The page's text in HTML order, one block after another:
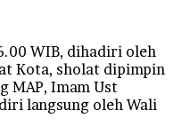
WIB, dihadiri oleh
Kota, sholat dipimpin
MAP, Imam Ust
langsung oleh Wali